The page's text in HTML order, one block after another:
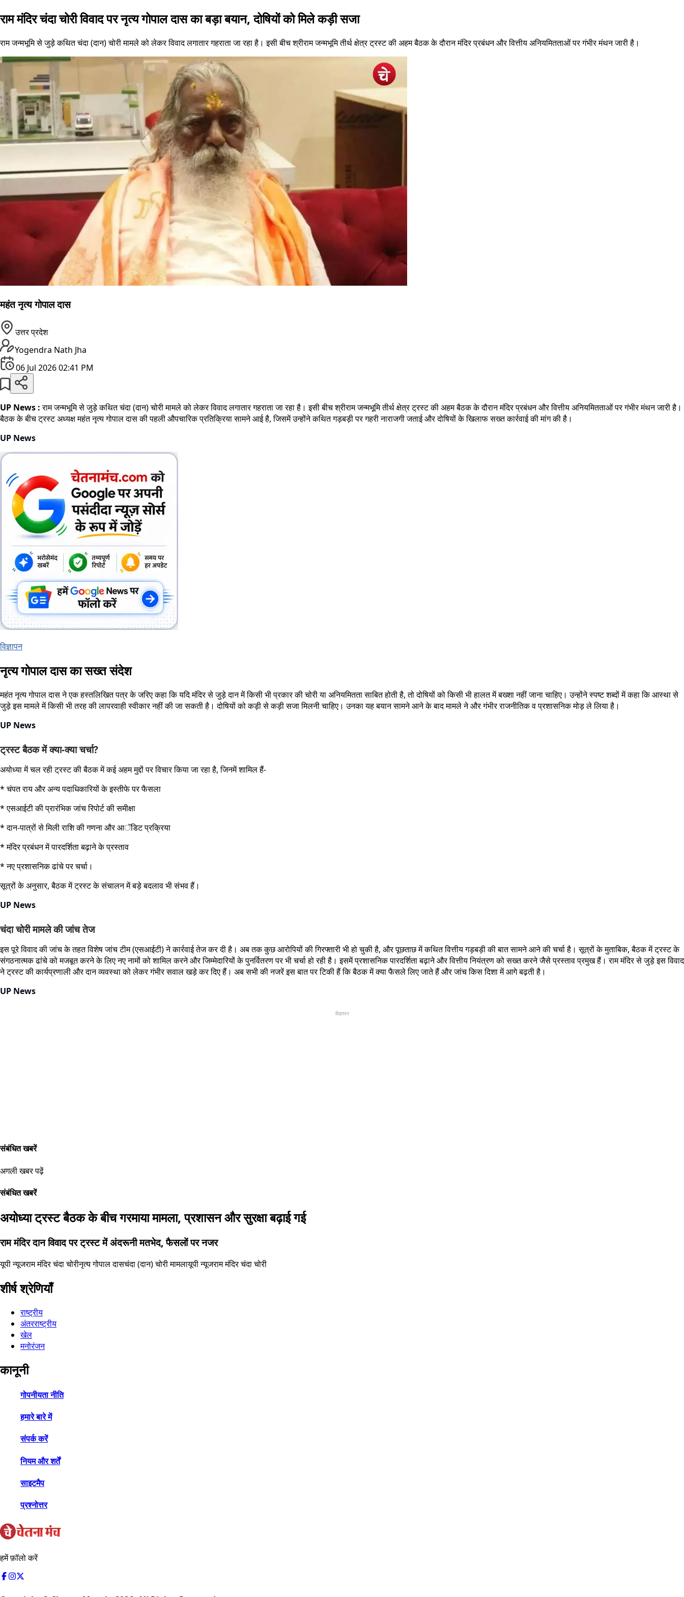
राम मंदिर चंदा चोरी विवाद पर नृत्य गोपाल दास का बड़ा बयान, दोषियों को मिले कड़ी सजा
राम जन्मभूमि से जुड़े कथित चंदा (दान) चोरी मामले को लेकर विवाद लगातार गहराता जा रहा है। इसी बीच श्रीराम जन्मभूमि तीर्थ क्षेत्र ट्रस्ट की अहम बैठक के दौरान मंदिर प्रबंधन और वित्तीय अनियमितताओं पर गंभीर मंथन जारी है।
महंत नृत्य गोपाल दास
उत्तर प्रदेश
Yogendra Nath Jha
06 Jul 2026 02:41 PM
UP News :राम जन्मभूमि से जुड़े कथित चंदा (दान) चोरी मामले को लेकर विवाद लगातार गहराता जा रहा है। इसी बीच श्रीराम जन्मभूमि तीर्थ क्षेत्र ट्रस्ट की अहम बैठक के दौरान मंदिर प्रबंधन और वित्तीय अनियमितताओं पर गंभीर मंथन जारी है।
बैठक के बीच ट्रस्ट अध्यक्ष महंत नृत्य गोपाल दास की पहली औपचारिक प्रतिक्रिया सामने आई है, जिसमें उन्होंने कथित गड़बड़ी पर गहरी नाराजगी जताई और दोषियों के खिलाफ सख्त कार्रवाई की मांग की है।
UP News
विज्ञापन
नृत्य गोपाल दास का सख्त संदेश
महंत नृत्य गोपाल दास ने एक हस्तलिखित पत्र के जरिए कहा कि यदि मंदिर से जुड़े दान में किसी भी प्रकार की चोरी या अनियमितता साबित होती है, तो दोषियों को किसी भी हालत में बख्शा नहीं जाना चाहिए। उन्होंने स्पष्ट शब्दों में कहा कि आस्था से
जुड़े इस मामले में किसी भी तरह की लापरवाही स्वीकार नहीं की जा सकती है। दोषियों को कड़ी से कड़ी सजा मिलनी चाहिए। उनका यह बयान सामने आने के बाद मामले ने और गंभीर राजनीतिक व प्रशासनिक मोड़ ले लिया है।
UP News
ट्रस्ट बैठक में क्या-क्या चर्चा?
अयोध्या में चल रही ट्रस्ट की बैठक में कई अहम मुद्दों पर विचार किया जा रहा है, जिनमें शामिल हैं-
* चंपत राय और अन्य पदाधिकारियों के इस्तीफे पर फैसला
* एसआईटी की प्रारंभिक जांच रिपोर्ट की समीक्षा
* दान-पात्रों से मिली राशि की गणना और आॅडिट प्रक्रिया
* मंदिर प्रबंधन में पारदर्शिता बढ़ाने के प्रस्ताव
* नए प्रशासनिक ढांचे पर चर्चा।
सूत्रों के अनुसार, बैठक में ट्रस्ट के संचालन में बड़े बदलाव भी संभव हैं।
UP News
चंदा चोरी मामले की जांच तेज
इस पूरे विवाद की जांच के तहत विशेष जांच टीम (एसआईटी) ने कार्रवाई तेज कर दी है। अब तक कुछ आरोपियों की गिरफ्तारी भी हो चुकी है, और पूछताछ में कथित वित्तीय गड़बड़ी की बात सामने आने की चर्चा है। सूत्रों के मुताबिक, बैठक में ट्रस्ट के
संगठनात्मक ढांचे को मजबूत करने के लिए नए नामों को शामिल करने और जिम्मेदारियों के पुनर्वितरण पर भी चर्चा हो रही है। इसमें प्रशासनिक पारदर्शिता बढ़ाने और वित्तीय नियंत्रण को सख्त करने जैसे प्रस्ताव प्रमुख हैं। राम मंदिर से जुड़े इस विवाद
ने ट्रस्ट की कार्यप्रणाली और दान व्यवस्था को लेकर गंभीर सवाल खड़े कर दिए हैं। अब सभी की नजरें इस बात पर टिकी हैं कि बैठक में क्या फैसले लिए जाते हैं और जांच किस दिशा में आगे बढ़ती है।
UP News
विज्ञापन
संबंधित खबरें
अगली खबर पढ़ें
संबंधित खबरें
अयोध्या ट्रस्ट बैठक के बीच गरमाया मामला, प्रशासन और सुरक्षा बढ़ाई गई
राम मंदिर दान विवाद पर ट्रस्ट में अंदरूनी मतभेद, फैसलों पर नजर
यूपी न्यूजराम मंदिर चंदा चोरीनृत्य गोपाल दासचंदा (दान) चोरी मामलायूपी न्यूजराम मंदिर चंदा चोरी
शीर्ष श्रेणियाँ
राष्ट्रीय
अंतरराष्ट्रीय
खेल
मनोरंजन
कानूनी
गोपनीयता नीति
हमारे बारे में
संपर्क करें
नियम और शर्तें
साइटमैप
प्रश्नोत्तर
हमें फ़ॉलो करें